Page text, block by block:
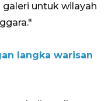
untuk wilayah
langka warisan